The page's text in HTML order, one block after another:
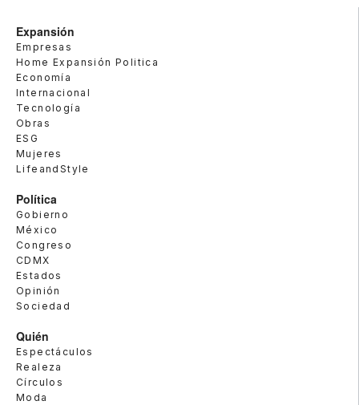
Expansión
Empresas
Home Expansión Politica
Economía
Internacional
Tecnología
Obras
ESG
Mujeres
LifeandStyle
Política
Gobierno
México
Congreso
CDMX
Estados
Opinión
Sociedad
Quién
Espectáculos
Realeza
Círculos
Moda